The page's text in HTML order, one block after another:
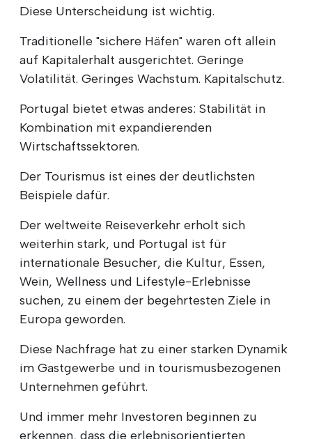
Diese Unterscheidung ist wichtig.
Traditionelle "sichere Häfen" waren oft allein
auf Kapitalerhalt ausgerichtet. Geringe
Volatilität. Geringes Wachstum. Kapitalschutz.
Portugal bietet etwas anderes: Stabilität in
Kombination mit expandierenden
Wirtschaftssektoren.
Der Tourismus ist eines der deutlichsten
Beispiele dafür.
Der weltweite Reiseverkehr erholt sich
weiterhin stark, und Portugal ist für
internationale Besucher, die Kultur, Essen,
Wein, Wellness und Lifestyle-Erlebnisse
suchen, zu einem der begehrtesten Ziele in
Europa geworden.
Diese Nachfrage hat zu einer starken Dynamik
im Gastgewerbe und in tourismusbezogenen
Unternehmen geführt.
Und immer mehr Investoren beginnen zu
erkennen, dass die erlebnisorientierten